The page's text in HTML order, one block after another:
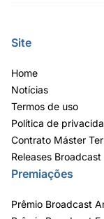
Site
Home
Notícias
Termos de uso
Política de
Contrato Máster
Releases Broadcast
Premiações
Prêmio Broadcast